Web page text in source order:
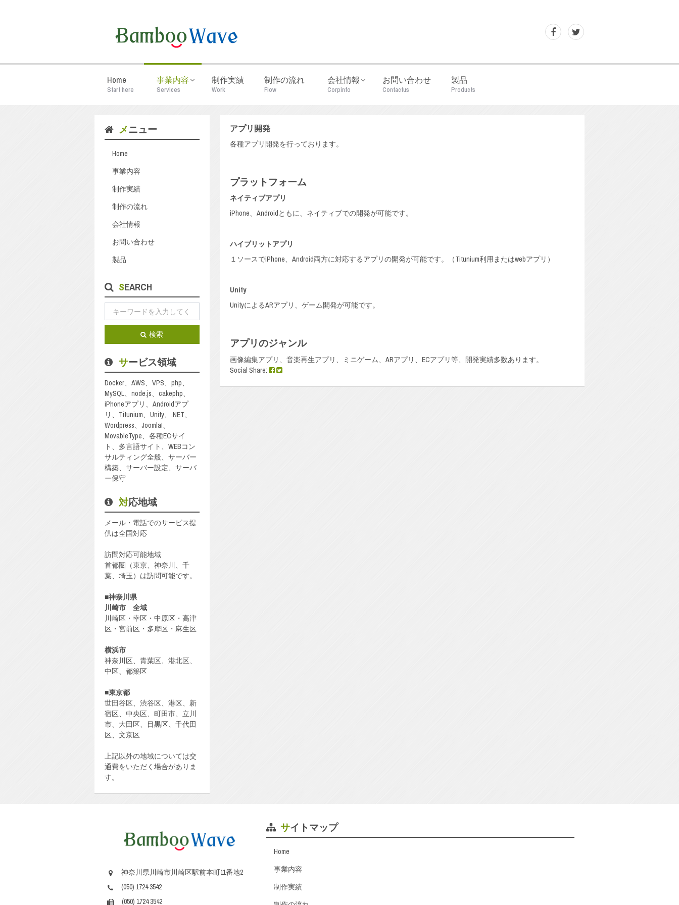
Home
Start here
事業内容
Services
制作実績
Work
制作の流れ
Flow
会社情報
Corpinfo
お問い合わせ
Contactus
製品
Products
アプリ開発
各種アプリ開発を行っております。
プラットフォーム
ネイティブアプリ
iPhone、Androidともに、ネイティブでの開発が可能です。
ハイブリットアプリ
１ソースでiPhone、Android両方に対応するアプリの開発が可能です。（Titunium利用またはwebアプリ）
Unity
UnityによるARアプリ、ゲーム開発が可能です。
アプリのジャンル
画像編集アプリ、音楽再生アプリ、ミニゲーム、ARアプリ、ECアプリ等、開発実績多数あります。
Social Share:
メニュー
Home
事業内容
制作実績
制作の流れ
会社情報
お問い合わせ
製品
SEARCH
検索
サービス領域
Docker、AWS、VPS、php、
MySQL、node.js、cakephp、
iPhoneアプリ、Androidアプ
リ、Titunium、Unity、.NET、
Wordpress、Joomla!、
MovableType、各種ECサイ
ト、多言語サイト、WEBコン
サルティング全般、サーバー
構築、サーバー設定、サーバ
ー保守
対応地域
メール・電話でのサービス提
供は全国対応
訪問対応可能地域
首都圏（東京、神奈川、千
葉、埼玉）は訪問可能です。
■神奈川県
川崎市
全域
川崎区・幸区・中原区・高津
区・宮前区・多摩区・麻生区
横浜市
神奈川区、青葉区、港北区、
中区、都築区
■東京都
世田谷区、渋谷区、港区、新
宿区、中央区、町田市、立川
市、大田区、目黒区、千代田
区、文京区
上記以外の地域については交
通費をいただく場合がありま
す。
神奈川県川崎市川崎区駅前本町11番地2
(050) 1724 3542
(050) 1724 3542
サイトマップ
Home
事業内容
制作実績